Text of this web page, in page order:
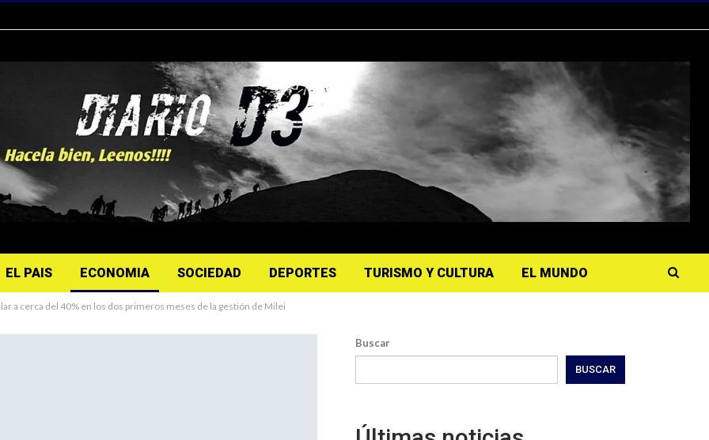
EL PAIS ECONOMIA SOCIEDAD DEPORTES TURISMO Y CULTURA EL MUNDO
a cerca del 40% en los dos primeros meses de la gestión de Milei
Buscar
BUSCAR